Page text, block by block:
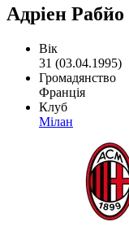
Адріен Рабйо
Вік
31 (03.04.1995)
Громадянство
Франція
Клуб
Мілан